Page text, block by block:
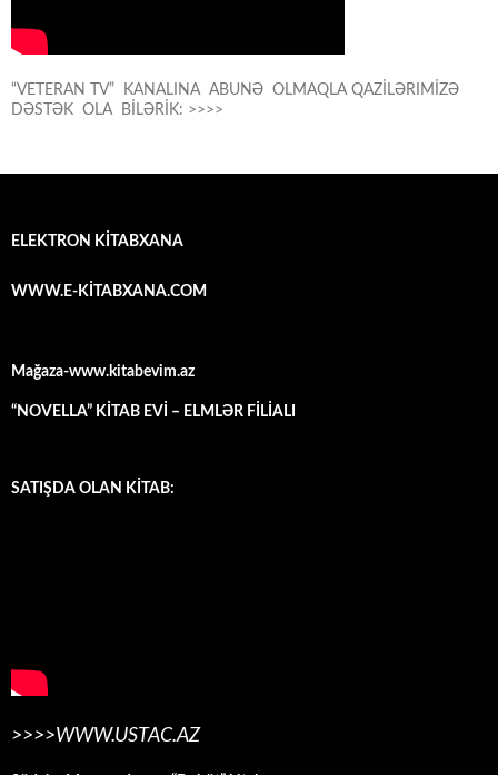
“VETERAN TV” KANALINA ABUNƏ OLMAQLA QAZİLƏRIMİZƏ
DƏSTƏK OLA BİLƏRİK: >>>>
ELEKTRON KİTABXANA
WWW.E-KİTABXANA.COM
Mağaza-www.kitabevim.az
“NOVELLA” KİTAB EVİ – ELMLƏR FİLİALI
SATIŞDA OLAN KİTAB:
>>>>WWW.USTAC.AZ